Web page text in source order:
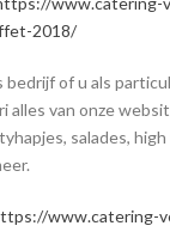
2018/
of u als
alles van onze
salades,
www.catering-